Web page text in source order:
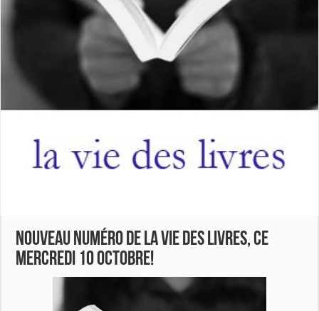
Nouveau numéro de La Vie des Livres, ce
mercredi 10 octobre!